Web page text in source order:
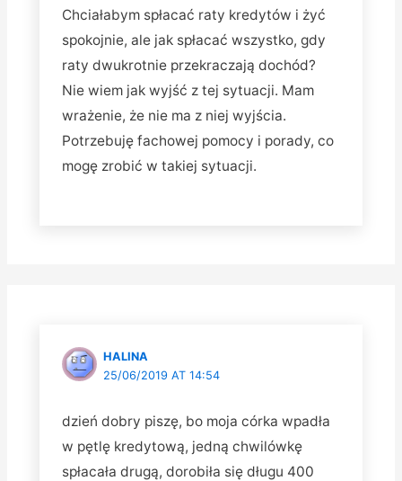
Chciałabym spłacać raty kredytów i żyć
spokojnie, ale jak spłacać wszystko, gdy
raty dwukrotnie przekraczają dochód?
Nie wiem jak wyjść z tej sytuacji. Mam
wrażenie, że nie ma z niej wyjścia.
Potrzebuję fachowej pomocy i porady, co
mogę zrobić w takiej sytuacji.
HALINA
25/06/2019 AT 14:54
dzień dobry piszę, bo moja córka wpadła
w pętlę kredytową, jedną chwilówkę
spłacała drugą, dorobiła się długu 400